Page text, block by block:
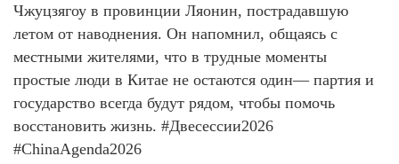
Чжуцзягоу в провинции Ляонин, пострадавшую
летом от наводнения. Он напомнил, общаясь с
местными жителями, что в трудные моменты
простые люди в Китае не остаются один— партия и
государство всегда будут рядом, чтобы помочь
восстановить жизнь. #Двесессии2026
#ChinaAgenda2026